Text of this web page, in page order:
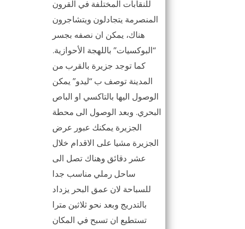
للنقابات المختلفة في القرون
المنصرمة يتجادلون ويتشاجرون
هناك، يمكن ان نصفه بجسر
“البوكسيات” باللهجة الأحوازية.
كما توجد جزيرة بالقرب من
المدينة توصف ب “ليدو” يمكن
الوصول اليها بالتاكسي او الباص
البحري. وبعد الوصول الى محطة
الجزيرة يمكنك عبور عرض
الجزيرة مشيا على الاقدام خلال
عشر دقائق وهناك تصل الى
ساحل رملي مناسب جدا
للسباحة لان عمق البحر يزداد
بالتدريج وبعد نحو ثلاثين مترا
تستطيع ان تسبح في المكان